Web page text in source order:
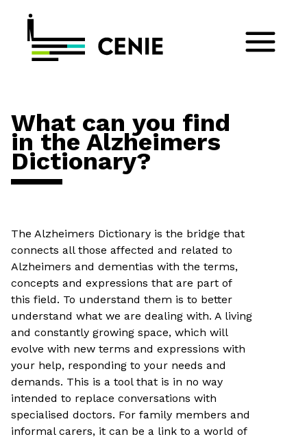
What can you find
in the Alzheimers
Dictionary?
The Alzheimers Dictionary is the bridge that
connects all those affected and related to
Alzheimers and dementias with the terms,
concepts and expressions that are part of
this field. To understand them is to better
understand what we are dealing with. A living
and constantly growing space, which will
evolve with new terms and expressions with
your help, responding to your needs and
demands. This is a tool that is in no way
intended to replace conversations with
specialised doctors. For family members and
informal carers, it can be a link to a world of